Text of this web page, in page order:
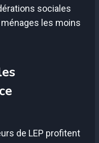
sociales
ménages les moins
de LEP profitent